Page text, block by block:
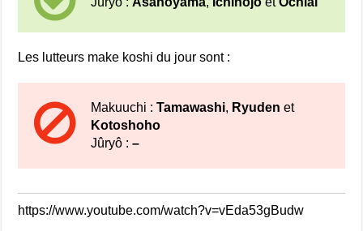
Les lutteurs make koshi du jour sont :
Makuuchi :Tamawashi, Ryuden et
Kotoshoho
Jûryô :–
https://www.youtube.com/watch?v=vEda53gBudw